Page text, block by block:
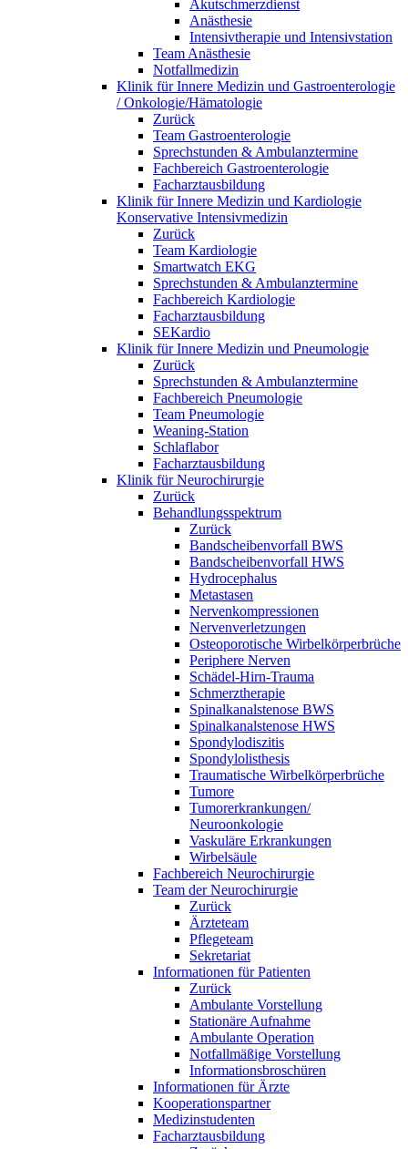
Akutschmerzdienst
Anästhesie
Intensivtherapie und Intensivstation
Team Anästhesie
Notfallmedizin
Klinik für Innere Medizin und Gastroenterologie
/ Onkologie/Hämatologie
Zurück
Team Gastroenterologie
Sprechstunden & Ambulanztermine
Fachbereich Gastroenterologie
Facharztausbildung
Klinik für Innere Medizin und Kardiologie
Konservative Intensivmedizin
Zurück
Team Kardiologie
Smartwatch EKG
Sprechstunden & Ambulanztermine
Fachbereich Kardiologie
Facharztausbildung
SEKardio
Klinik für Innere Medizin und Pneumologie
Zurück
Sprechstunden & Ambulanztermine
Fachbereich Pneumologie
Team Pneumologie
Weaning-Station
Schlaflabor
Facharztausbildung
Klinik für Neurochirurgie
Zurück
Behandlungsspektrum
Zurück
Bandscheibenvorfall BWS
Bandscheibenvorfall HWS
Hydrocephalus
Metastasen
Nervenkompressionen
Nervenverletzungen
Osteoporotische Wirbelkörperbrüche
Periphere Nerven
Schädel-Hirn-Trauma
Schmerztherapie
Spinalkanalstenose BWS
Spinalkanalstenose HWS
Spondylodiszitis
Spondylolisthesis
Traumatische Wirbelkörperbrüche
Tumore
Tumorerkrankungen/
Neuroonkologie
Vaskuläre Erkrankungen
Wirbelsäule
Fachbereich Neurochirurgie
Team der Neurochirurgie
Zurück
Ärzteteam
Pflegeteam
Sekretariat
Informationen für Patienten
Zurück
Ambulante Vorstellung
Stationäre Aufnahme
Ambulante Operation
Notfallmäßige Vorstellung
Informationsbroschüren
Informationen für Ärzte
Kooperationspartner
Medizinstudenten
Facharztausbildung